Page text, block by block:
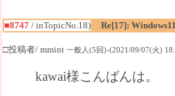
■8747 / inTopicNo.18) Re[17]:
□投稿者/ mmint 一般人(5回)-(2021/09/07(火)
kawai様こんばんは。